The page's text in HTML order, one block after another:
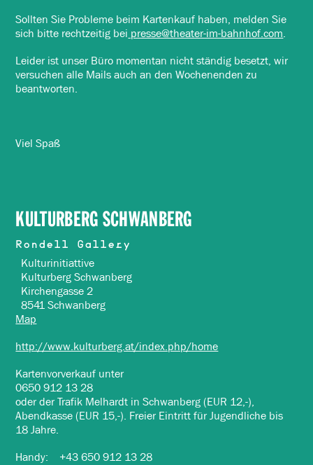
Sollten Sie Probleme beim Kartenkauf haben, melden Sie
sich bitte rechtzeitig bei presse@theater-im-bahnhof.com.
Leider ist unser Büro momentan nicht ständig besetzt, wir
versuchen alle Mails auch an den Wochenenden zu
beantworten.
Viel Spaß
KULTURBERG SCHWANBERG
Rondell Gallery
Kulturinitiattive
Kulturberg Schwanberg
Kirchengasse 2
8541 Schwanberg
Map
http://www.kulturberg.at/index.php/home
Kartenvorverkauf unter
0650 912 13 28
oder der Trafik Melhardt in Schwanberg (EUR 12,-),
Abendkasse (EUR 15,-). Freier Eintritt für Jugendliche bis
18 Jahre.
Handy: +43 650 912 13 28